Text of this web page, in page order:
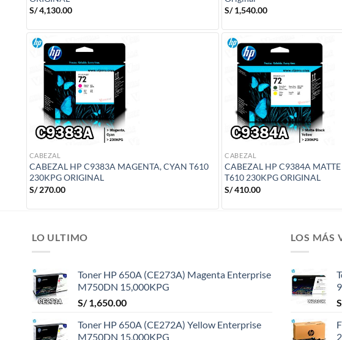
S/4,130.00
S/1,540.00
CABEZAL
CABEZAL HP C9383A MAGENTA, CYAN T610
230KPG ORIGINAL
S/270.00
CABEZAL
CABEZAL HP C9384A
T610 230KPG ORIGINAL
S/410.00
LO ULTIMO
Toner HP 650A (CE273A) Magenta Enterprise
M750DN 15,000KPG
S/1,650.00
Toner HP 650A (CE272A) Yellow Enterprise
M750DN 15,000KPG
LOS MÁS